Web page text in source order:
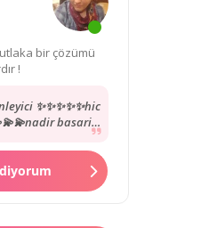
bir çözümü
!
✨✨✨✨✨hic
basarili
göstermesi karsi